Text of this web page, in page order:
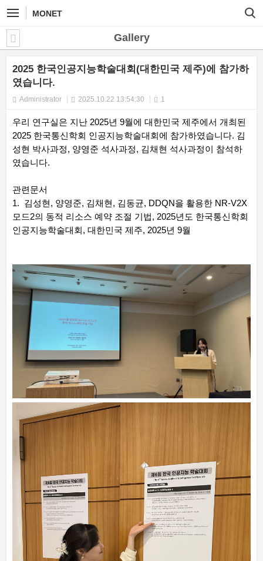
MONET
Gallery
2025 한국인공지능학술대회(대한민국 제주)에 참가하
였습니다.
Administrator 2025.10.22 13:54:30 1
우리 연구실은 지난 2025년 9월에 대한민국 제주에서 개최된
2025 한국통신학회 인공지능학술대회에 참가하였습니다. 김
성현 박사과정, 양영준 석사과정, 김채현 석사과정이 참석하
였습니다.
관련문서
1. 김성현, 양영준, 김채현, 김동균, DDQN을 활용한 NR-V2X
모드2의 동적 리소스 예약 조절 기법, 2025년도 한국통신학회
인공지능학술대회, 대한민국 제주, 2025년 9월